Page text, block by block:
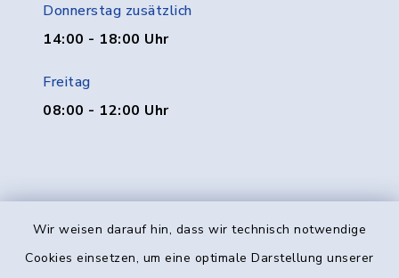
Wir weisen darauf hin, dass wir technisch notwendige
Cookies einsetzen, um eine optimale Darstellung unserer
Donnerstag zusätzlich
14:00 - 18:00 Uhr
Freitag
08:00 - 12:00 Uhr
Kontakt